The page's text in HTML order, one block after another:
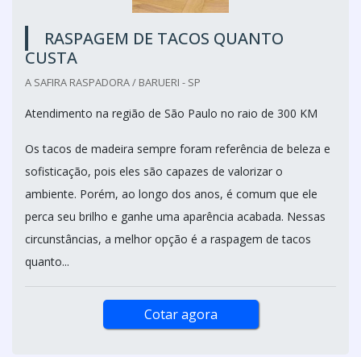
RASPAGEM DE TACOS QUANTO
CUSTA
A SAFIRA RASPADORA / BARUERI - SP
Atendimento na região de São Paulo no raio de 300 KM
Os tacos de madeira sempre foram referência de beleza e
sofisticação, pois eles são capazes de valorizar o
ambiente. Porém, ao longo dos anos, é comum que ele
perca seu brilho e ganhe uma aparência acabada. Nessas
circunstâncias, a melhor opção é a raspagem de tacos
quanto...
Cotar agora